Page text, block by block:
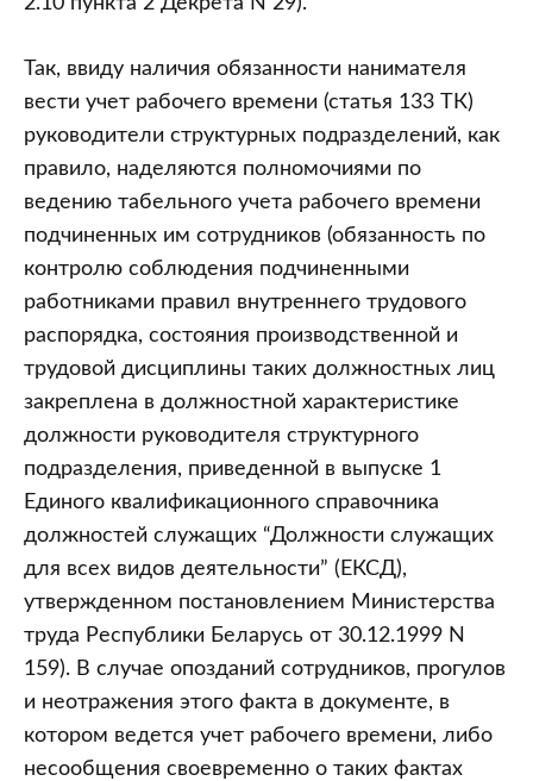
Так, ввиду наличия обязанности нанимателя
вести учет рабочего времени (статья 133 ТК)
руководители структурных подразделений, как
правило, наделяются полномочиями по
ведению табельного учета рабочего времени
подчиненных им сотрудников (обязанность по
контролю соблюдения подчиненными
работниками правил внутреннего трудового
распорядка, состояния производственной и
трудовой дисциплины таких должностных лиц
закреплена в должностной характеристике
должности руководителя структурного
подразделения, приведенной в выпуске 1
Единого квалификационного справочника
должностей служащих “Должности служащих
для всех видов деятельности” (ЕКСД),
утвержденном постановлением Министерства
труда Республики Беларусь от 30.12.1999 N
159). В случае опозданий сотрудников, прогулов
и неотражения этого факта в документе, в
котором ведется учет рабочего времени, либо
несообщения своевременно о таких фактах